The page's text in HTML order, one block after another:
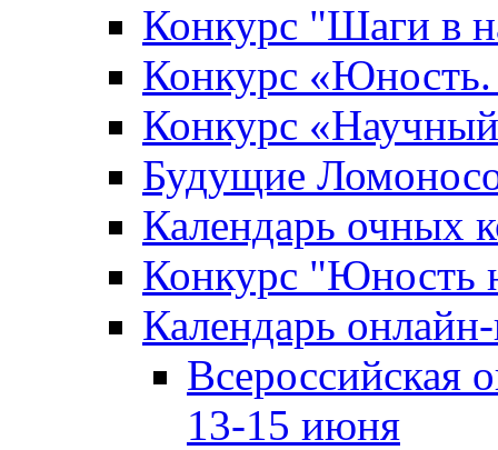
Конкурс "Шаги в
Конкурс «Юность.
Конкурс
Будущие
Календарь очных
Конкурс "Юность
Календарь
Всероссийская
13-15 июня